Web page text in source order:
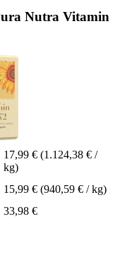
Nutra Vitamin
17,99 € (1.124,38 € /
kg)
15,99 € (940,59 € / kg)
33,98 €